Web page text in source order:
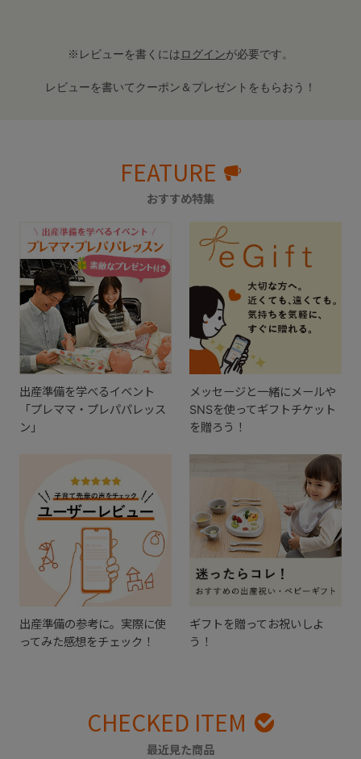
※レビューを書くにはログインが必要です。
レビューを書いてクーポン＆プレゼントをもらおう！
FEATURE
おすすめ特集
出産準備を学べるイベント
「プレママ・プレパパレッス
ン」
メッセージと一緒にメールや
SNSを使ってギフトチケット
を贈ろう！
出産準備の参考に。実際に使
ってみた感想をチェック！
ギフトを贈ってお祝いしよ
う！
CHECKED ITEM
最近見た商品